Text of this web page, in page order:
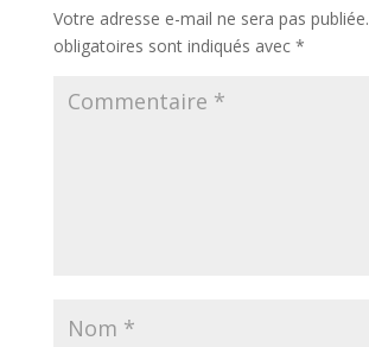
Votre adresse e-mail ne sera pas publiée.
obligatoires sont indiqués avec *